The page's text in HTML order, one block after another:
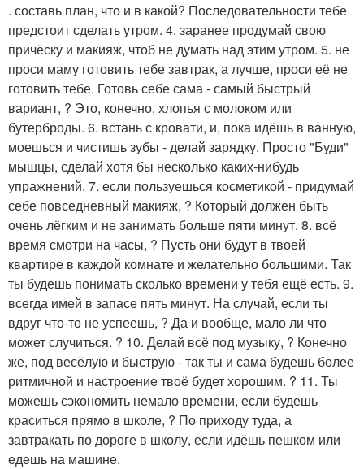
. составь план, что и в какой? Последовательности тебе
предстоит сделать утром. 4. заранее продумай свою
причёску и макияж, чтоб не думать над этим утром. 5. не
проси маму готовить тебе завтрак, а лучше, проси её не
готовить тебе. Готовь себе сама - самый быстрый
вариант, ? Это, конечно, хлопья с молоком или
бутерброды. 6. встань с кровати, и, пока идёшь в ванную,
моешься и чистишь зубы - делай зарядку. Просто "Буди"
мышцы, сделай хотя бы несколько каких-нибудь
упражнений. 7. если пользуешься косметикой - придумай
себе повседневный макияж, ? Который должен быть
очень лёгким и не занимать больше пяти минут. 8. всё
время смотри на часы, ? Пусть они будут в твоей
квартире в каждой комнате и желательно большими. Так
ты будешь понимать сколько времени у тебя ещё есть. 9.
всегда имей в запасе пять минут. На случай, если ты
вдруг что-то не успеешь, ? Да и вообще, мало ли что
может случиться. ? 10. Делай всё под музыку, ? Конечно
же, под весёлую и быструю - так ты и сама будешь более
ритмичной и настроение твоё будет хорошим. ? 11. Ты
можешь сэкономить немало времени, если будешь
краситься прямо в школе, ? По приходу туда, а
завтракать по дороге в школу, если идёшь пешком или
едешь на машине.